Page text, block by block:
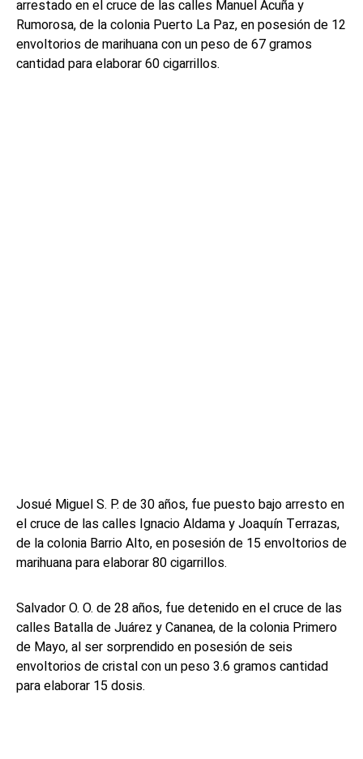
arrestado en el cruce de las calles Manuel Acuña y
Rumorosa, de la colonia Puerto La Paz, en posesión de 12
envoltorios de marihuana con un peso de 67 gramos
cantidad para elaborar 60 cigarrillos.
Josué Miguel S. P. de 30 años, fue puesto bajo arresto en
el cruce de las calles Ignacio Aldama y Joaquín Terrazas,
de la colonia Barrio Alto, en posesión de 15 envoltorios de
marihuana para elaborar 80 cigarrillos.
Salvador O. O. de 28 años, fue detenido en el cruce de las
calles Batalla de Juárez y Cananea, de la colonia Primero
de Mayo, al ser sorprendido en posesión de seis
envoltorios de cristal con un peso 3.6 gramos cantidad
para elaborar 15 dosis.